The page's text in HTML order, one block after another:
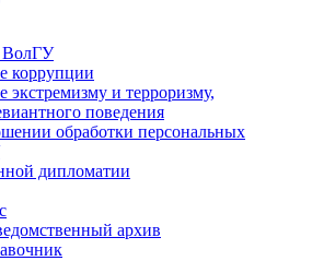
коррупции
экстремизму и терроризму,
поведения
обработки персональных
дипломатии
архив